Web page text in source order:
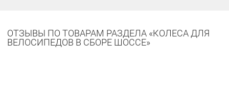
ОТЗЫВЫ ПО ТОВАРАМ РАЗДЕЛА «КОЛЕСА ДЛЯ
ВЕЛОСИПЕДОВ В СБОРЕ ШОССЕ»